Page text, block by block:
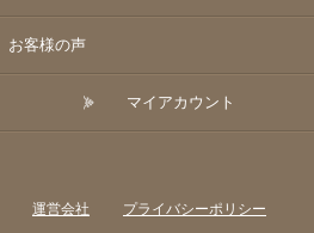
お客様の声
マイアカウント
運営会社 プライバシーポリシー